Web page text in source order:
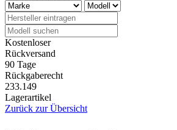
Kostenloser
Rückversand
90 Tage
Rückgaberecht
233.149
Lagerartikel
Zurück zur Übersicht